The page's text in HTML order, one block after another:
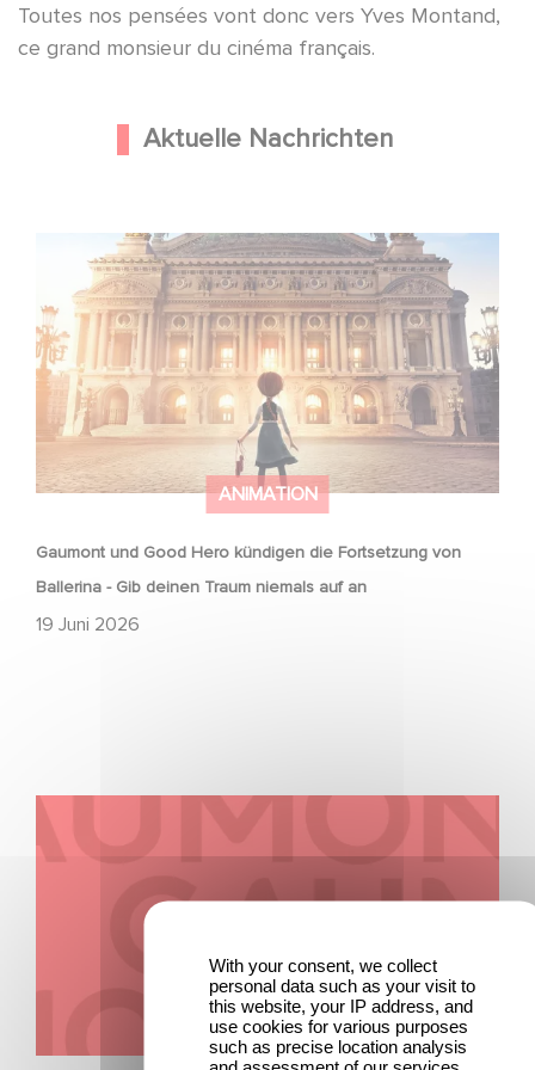
Toutes nos pensées vont donc vers Yves Montand,
ce grand monsieur du cinéma français.
Aktuelle Nachrichten
ANIMATION
Gaumont und Good Hero kündigen die Fortsetzung von
Ballerina - Gib deinen Traum niemals auf an
19 Juni 2026
Gaumont und Good Hero kündigen die Fortsetzung von
Ballerina - Gib deinen Traum niemals auf an
UNTERNEHMERISCH
With your consent, we collect
personal data such as your visit to
this website, your IP address, and
use cookies for various purposes
such as precise location analysis
and assessment of our services.